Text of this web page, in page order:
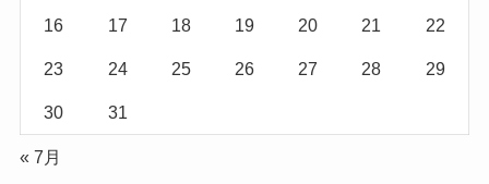
16 17 18 19 20 21 22
23 24 25 26 27 28 29
30 31
« 7月